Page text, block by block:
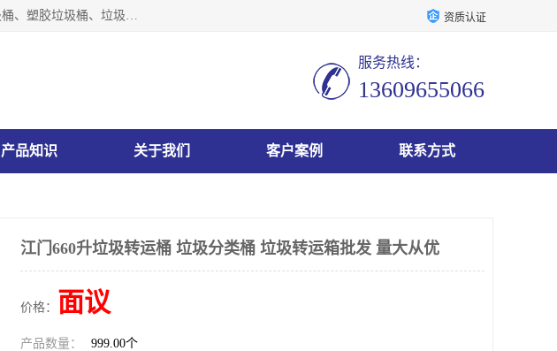
肇庆市汇嘉塑胶制品有限公司是一家塑胶垃圾桶生产厂家，本厂主营：塑料托盘、塑料筐厂家、户外垃圾桶、塑胶垃圾桶、垃圾桶等产品，深受广大客户的欢迎。公司拥有一支勇于、善于集思广益的生产队伍，实力雄厚的技术力量，一贯奉行“以人为本”的管理和服务理念。 资质认证
服务热线：
13609655066
产品知识 关于我们 客户案例 联系方式
江门660升垃圾转运桶 垃圾分类桶 垃圾转运箱批发 量大从优
价格： 面议
产品数量： 999.00个